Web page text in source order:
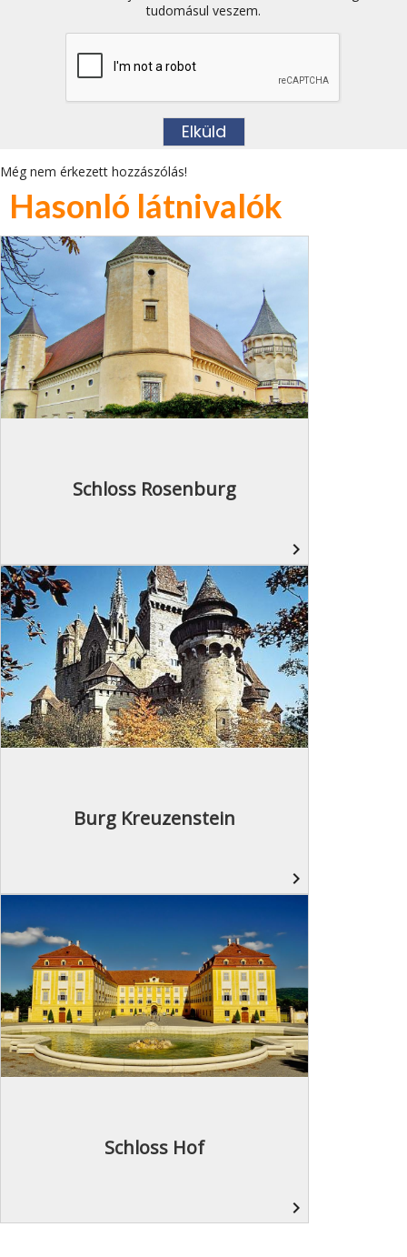
tudomásul veszem.
Még nem érkezett hozzászólás!
Hasonló látnivalók
Schloss Rosenburg
navigate_next
Burg Kreuzenstein
navigate_next
Schloss Hof
navigate_next